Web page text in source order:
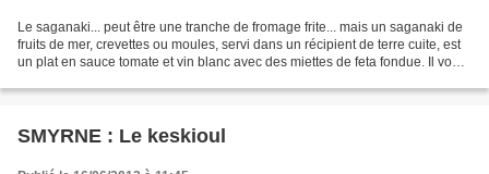
Le saganaki... peut être une tranche de fromage frite... mais un saganaki de
fruits de mer, crevettes ou moules, servi dans un récipient de terre cuite, est
un plat en sauce tomate et vin blanc avec des miettes de feta fondue. Il vous
SMYRNE : Le keskioul